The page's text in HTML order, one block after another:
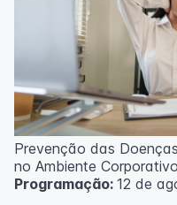
Prevenção das
no Ambiente Corporativo
Programação: 12 de